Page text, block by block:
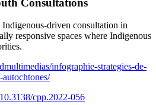
Indigenous-driven consultation in
responsive spaces where Indigenous
infographie-strategies-de-
cpp.2022-056